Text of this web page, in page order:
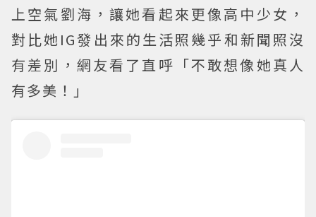
上空氣劉海，讓她看起來更像高中少女，
對比她IG發出來的生活照幾乎和新聞照沒
有差別，網友看了直呼「不敢想像她真人
有多美！」